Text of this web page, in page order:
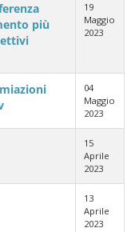
più
19
Maggio
2023
04
Maggio
2023
15
Aprile
2023
13
Aprile
2023